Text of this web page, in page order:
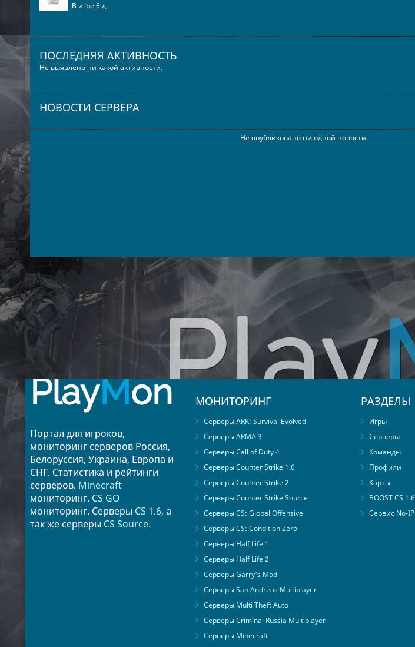
В игре 6 д.
ПОСЛЕДНЯЯ АКТИВНОСТЬ
Не выявлено ни какой активности.
НОВОСТИ СЕРВЕРА
Не опубликовано ни одной новости.
PlayMon
Портал для игроков,
мониторинг серверов Россия,
Белоруссия, Украина, Европа и
СНГ. Статистика и рейтинги
серверов. Minecraft
мониторинг. CS GO
мониторинг. Серверы CS 1.6, а
так же серверы CS Source.
МОНИТОРИНГ
Серверы ARK: Survival Evolved
Серверы ARMA 3
Серверы Call of Duty 4
Серверы Counter Strike 1.6
Серверы Counter Strike 2
Серверы Counter Strike Source
Серверы CS: Global Offensive
Серверы CS: Condition Zero
Серверы Half Life 1
Серверы Half Life 2
Серверы Garry's Mod
Серверы San Andreas Multiplayer
Серверы Multi Theft Auto
Серверы Criminal Russia Multiplayer
Серверы Minecraft
РАЗДЕЛЫ
Игры
Серверы
Команды
Профили
Карты
BOOST CS 1.6
Сервис No-IP